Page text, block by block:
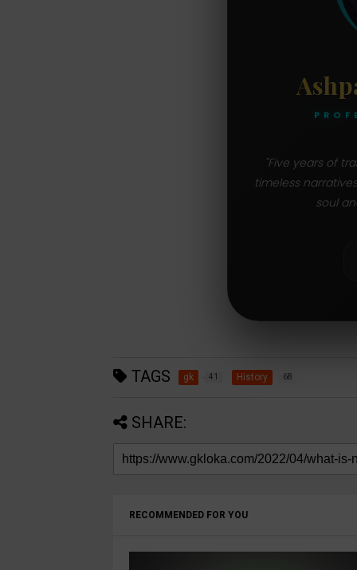
"Five years of
timeless
soul
TAGS gk 41 History 68
SHARE:
RECOMMENDED FOR YOU